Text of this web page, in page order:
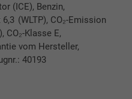
(ICE), Benzin,
(WLTP), CO₂-Emission
CO₂-Klasse E,
vom Hersteller,
40193
drucken